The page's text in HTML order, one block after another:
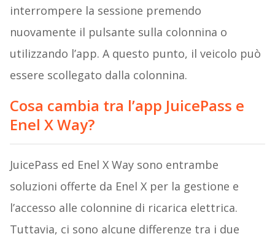
interrompere la sessione premendo
nuovamente il pulsante sulla colonnina o
utilizzando l’app. A questo punto, il veicolo può
essere scollegato dalla colonnina.
Cosa cambia tra l’app JuicePass e
Enel X Way?
JuicePass ed Enel X Way sono entrambe
soluzioni offerte da Enel X per la gestione e
l’accesso alle colonnine di ricarica elettrica.
Tuttavia, ci sono alcune differenze tra i due